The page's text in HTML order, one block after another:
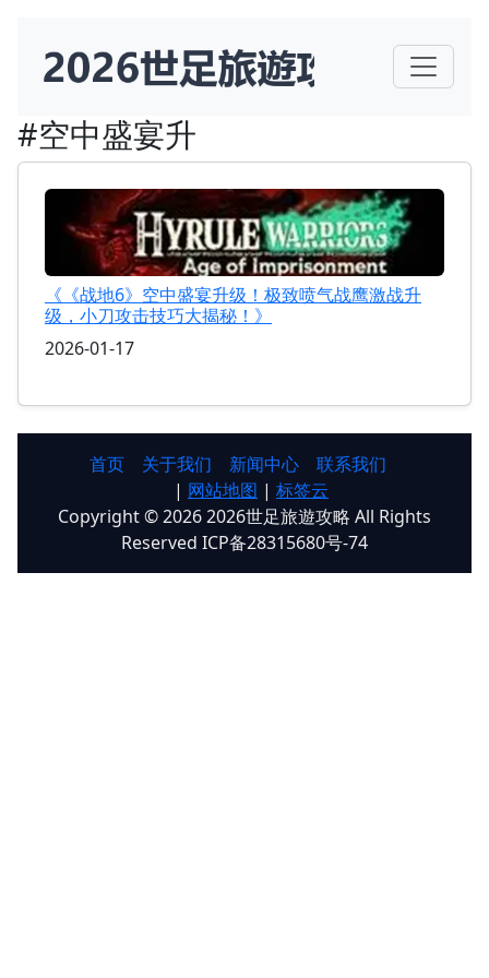
#空中盛宴升
《《战地6》空中盛宴升级！极致喷气战鹰激战升
级，小刀攻击技巧大揭秘！》
2026-01-17
首页 关于我们 新闻中心
联系我们
| 网站地图 | 标签云
Copyright © 2026 2026世足旅遊攻略 All Rights
Reserved ICP备28315680号-74